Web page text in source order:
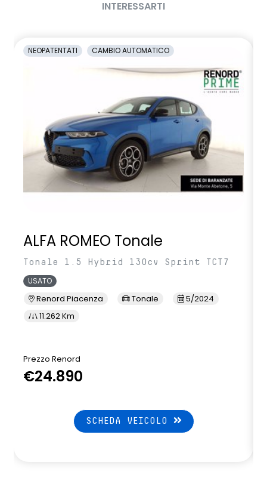
INTERESSARTI
NEOPATENTATI CAMBIO AUTOMATICO
ALFA ROMEO Tonale
Tonale 1.5 Hybrid 130cv Sprint TCT7
USATO
Renord Piacenza Tonale
5/2024
11.262 Km
Prezzo Renord
€24.890
SCHEDA VEICOLO